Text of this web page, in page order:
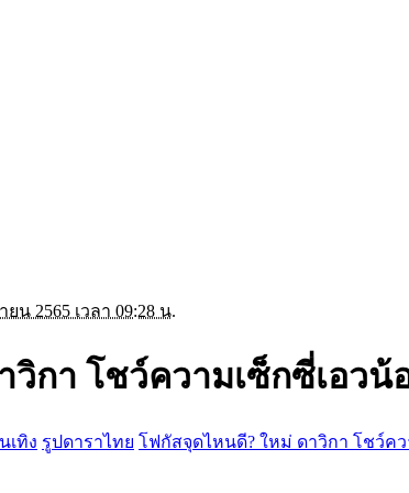
น 2565 เวลา 09:28 น.
กา โชว์ความเซ็กซี่เอวน้
เทิง รูปดาราไทย โฟกัสจุดไหนดี? ใหม่ ดาวิกา โชว์คว